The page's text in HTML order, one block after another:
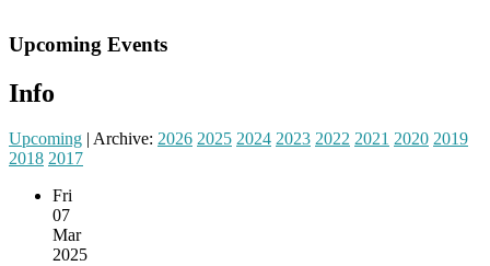
Upcoming Events
Info
Upcoming | Archive: 2026 2025 2024 2023 2022 2021 2020 2019
2018 2017
Fri
07
Mar
2025